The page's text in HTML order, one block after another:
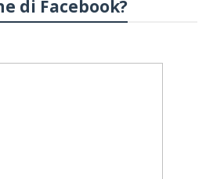
di Facebook?